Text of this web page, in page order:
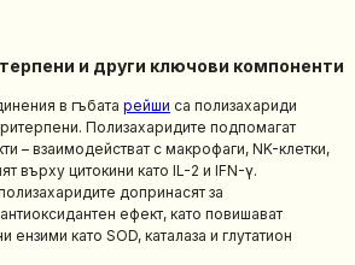
и други ключови компоненти
в гъбата рейши са полизахариди
Полизахаридите подпомагат
– взаимодействат с макрофаги, NK-клетки,
върху цитокини като IL-2 и IFN-γ.
допринасят за
ефект, като повишават
ензими като SOD, каталаза и глутатион